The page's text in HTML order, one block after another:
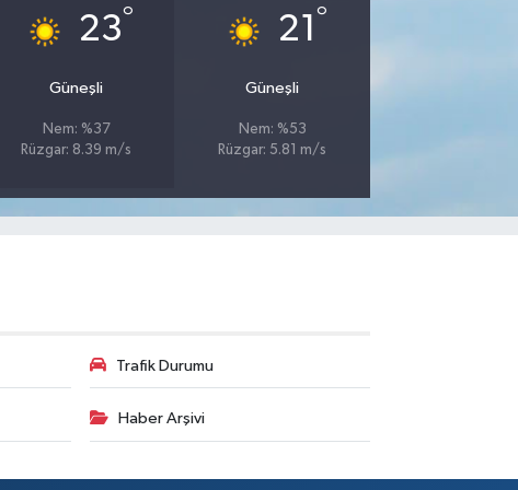
23°
Güneşli
Nem: %37
Rüzgar: 8.39 m/s
21 °
Güneşli
Nem: %53
Rüzgar: 5.81 m/s
Trafik Durumu
Haber Arşivi